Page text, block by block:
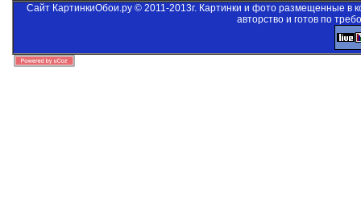
Сайт КартинкиОбои.ру © 2011-2013г. Картинки и фото размещенные в
авторство и готов по